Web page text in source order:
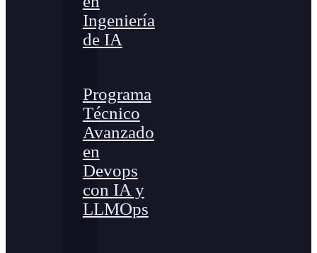
Ingeniería
de IA
Programa
Técnico
Avanzado
en
Devops
con IA y
LLMOps